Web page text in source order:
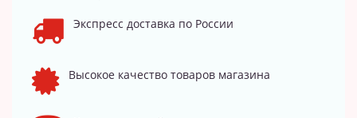
Экспресс доставка по России
Высокое качество товаров магазина